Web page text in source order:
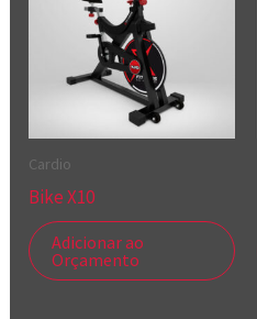
Cardio
Bike X10
Adicionar ao
Orçamento